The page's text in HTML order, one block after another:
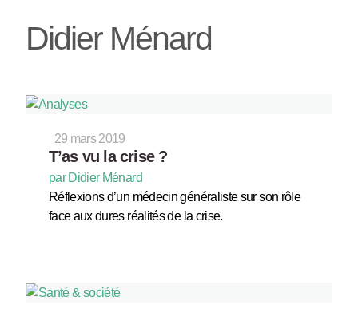
Didier Ménard
29 mars 2019
T’as vu la crise ?
par Didier Ménard
Réflexions d’un médecin généraliste sur son rôle
face aux dures réalités de la crise.